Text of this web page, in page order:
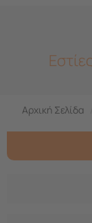
Αρχική Σελίδα